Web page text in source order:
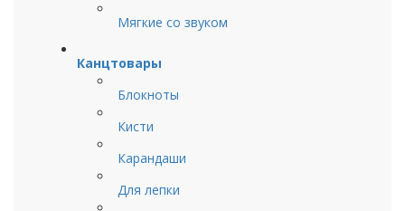
Мягкие со звуком
Канцтовары
Блокноты
Кисти
Карандаши
Для лепки